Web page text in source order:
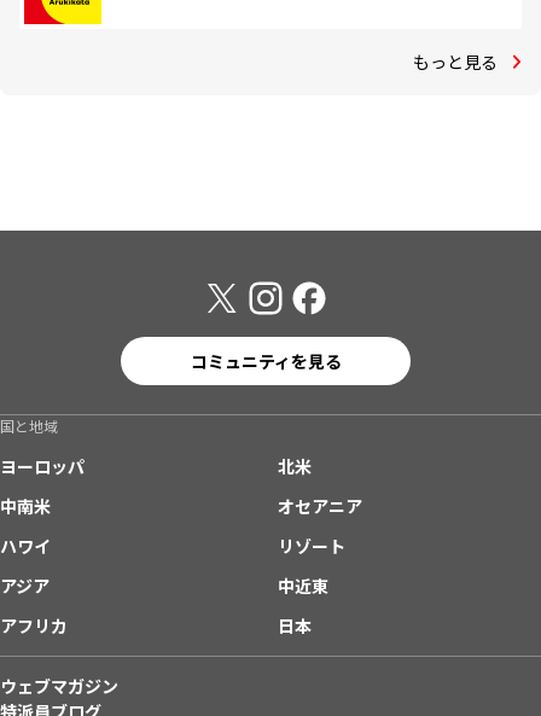
もっと見る
コミュニティを見る
国と地域
ヨーロッパ
北米
中南米
オセアニア
ハワイ
リゾート
アジア
中近東
アフリカ
日本
ウェブマガジン
特派員ブログ